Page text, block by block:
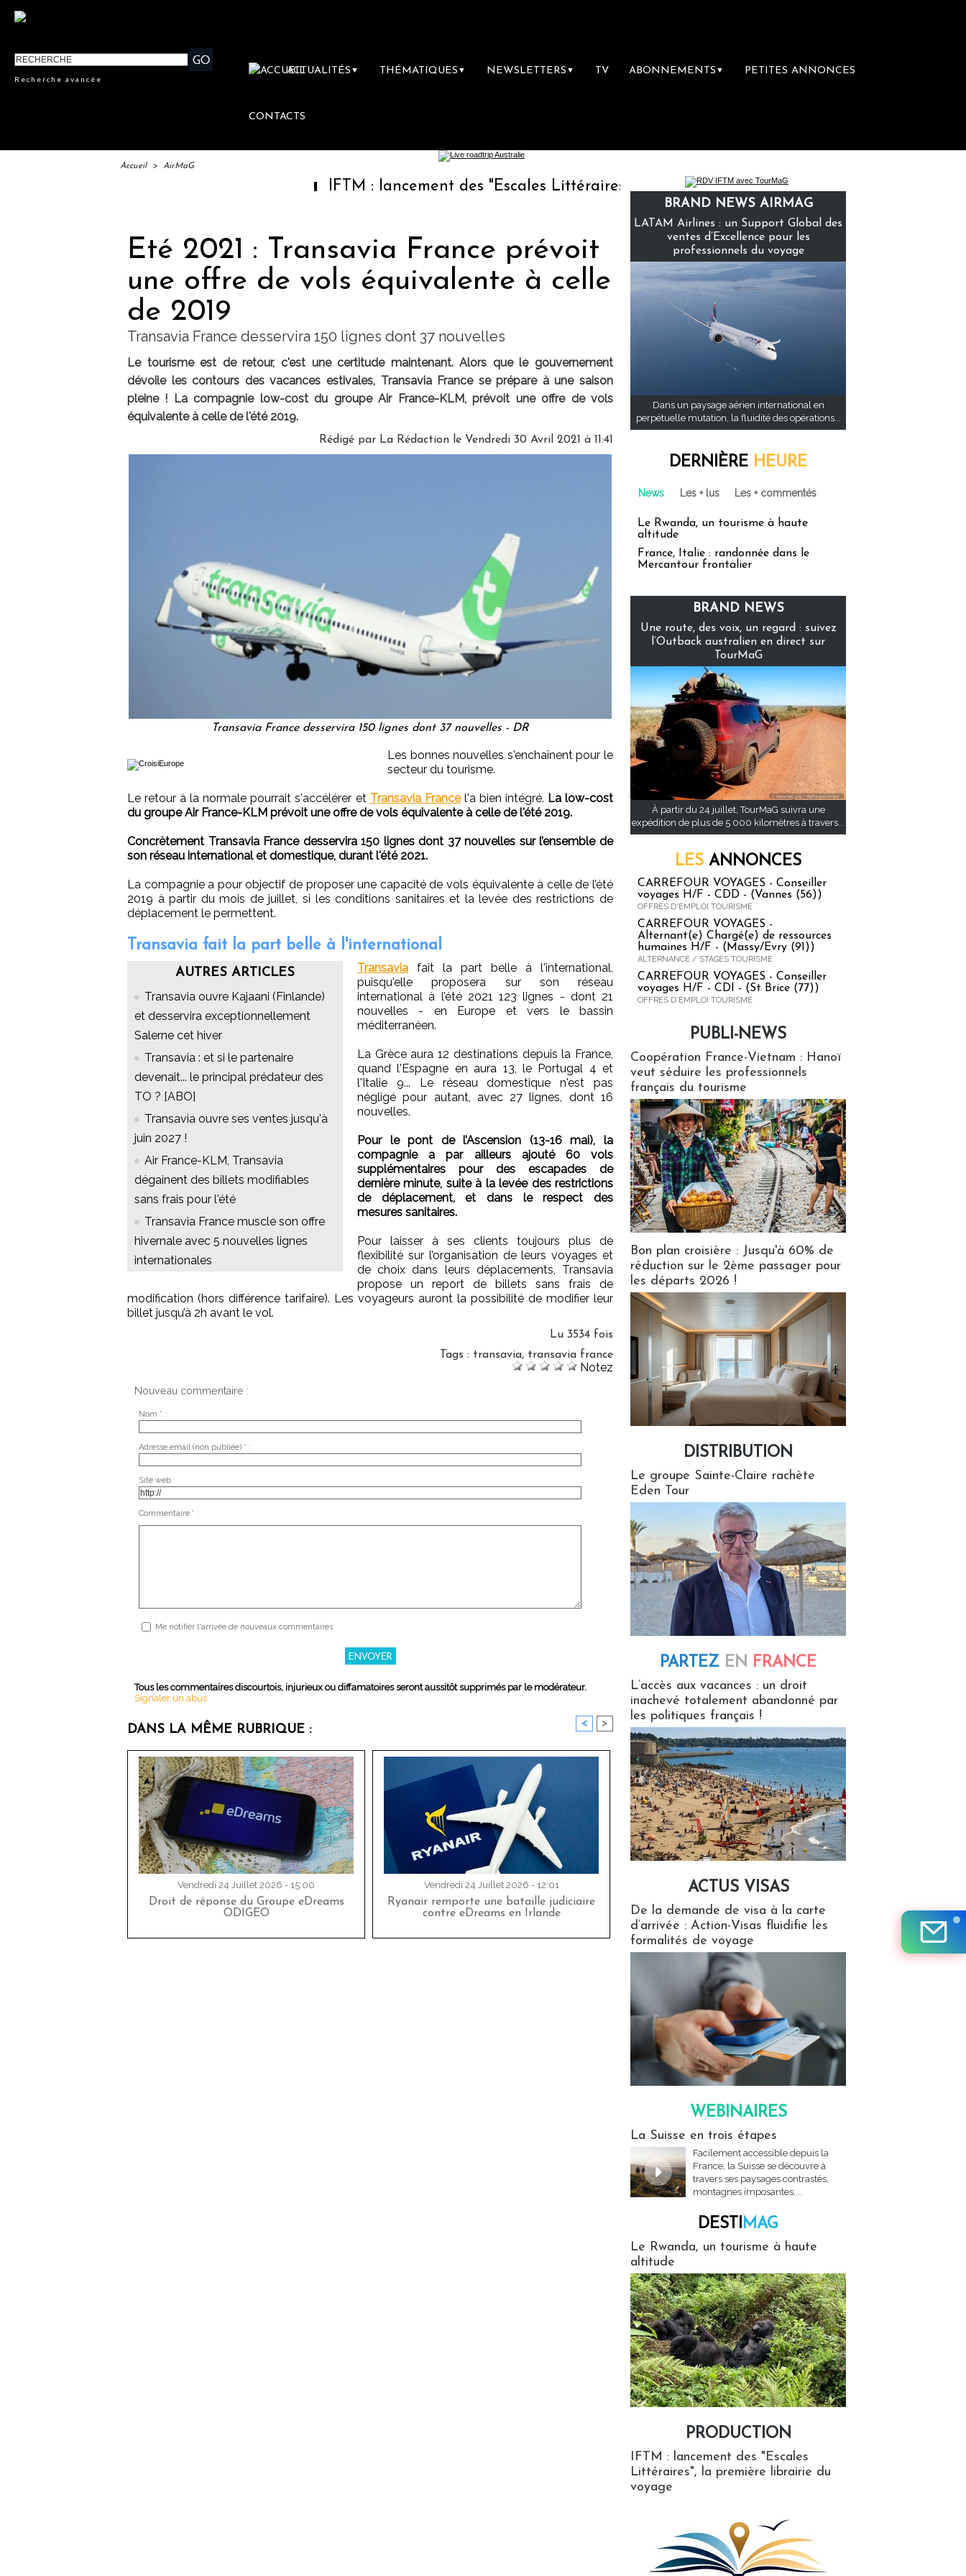
Recherche avancée
ACTUALITÉS ▼ THÉMATIQUES ▼ NEWSLETTERS ▼ TV ABONNEMENTS ▼ PETITES ANNONCES
CONTACTS
Accueil > AirMaG
IFTM : lancement des "Escales Littéraires", la première librairie du voyage
Eté 2021 : Transavia France prévoit
une offre de vols équivalente à celle
de 2019
Transavia France desservira 150 lignes dont 37 nouvelles
Le tourisme est de retour, c'est une certitude maintenant. Alors que le gouvernement
dévoile les contours des vacances estivales, Transavia France se prépare à une saison
pleine ! La compagnie low-cost du groupe Air France-KLM, prévoit une offre de vols
équivalente à celle de l'été 2019.
Rédigé par La Rédaction le Vendredi 30 Avril 2021 à 11:41
Transavia France desservira 150 lignes dont 37 nouvelles - DR
Les bonnes nouvelles s'enchaînent pour le
secteur du tourisme.
Le retour à la normale pourrait s'accélérer et Transavia Francel'a bien intégré. La low-cost
du groupe Air France-KLM prévoit une offre de vols équivalente à celle de l'été 2019.
Concrètement Transavia France desservira 150 lignes dont 37 nouvelles sur l’ensemble de
son réseau international et domestique, durant l'été 2021.
La compagnie a pour objectif de proposer une capacité de vols équivalente à celle de l’été
2019 à partir du mois de juillet, si les conditions sanitaires et la levée des restrictions de
déplacement le permettent.
Transavia fait la part belle à l'international
AUTRES ARTICLES
Transavia ouvre Kajaani (Finlande)
et desservira exceptionnellement
Salerne cet hiver
Transavia : et si le partenaire
devenait... le principal prédateur des
TO ? [ABO]
Transavia ouvre ses ventes jusqu'à
juin 2027 !
Air France-KLM, Transavia
dégainent des billets modifiables
sans frais pour l'été
Transavia France muscle son offre
hivernale avec 5 nouvelles lignes
internationales
Transavia fait la part belle à l'international,
puisqu'elle proposera sur son réseau
international à l’été 2021 123 lignes - dont 21
nouvelles - en Europe et vers le bassin
méditerranéen.
La Grèce aura 12 destinations depuis la France,
quand l'Espagne en aura 13, le Portugal 4 et
l'Italie 9... Le réseau domestique n'est pas
négligé pour autant, avec 27 lignes, dont 16
nouvelles.
Pour le pont de l’Ascension (13-16 mai), la
compagnie a par ailleurs ajouté 60 vols
supplémentaires pour des escapades de
dernière minute, suite à la levée des restrictions
de déplacement, et dans le respect des
mesures sanitaires.
Pour laisser à ses clients toujours plus de
flexibilité sur l’organisation de leurs voyages et
de choix dans leurs déplacements, Transavia
propose un report de billets sans frais de
modification (hors différence tarifaire). Les voyageurs auront la possibilité de modifier leur
billet jusqu’à 2h avant le vol.
Lu 3534 fois
Tags : transavia, transavia france
Notez
Nouveau commentaire :
Nom * :
Adresse email (non publiée) * :
Site web :
Commentaire * :
Me notifier l'arrivée de nouveaux commentaires
Tous les commentaires discourtois, injurieux ou diffamatoires seront aussitôt supprimés par le modérateur.
Signaler un abus
DANS LA MÊME RUBRIQUE : < >
Vendredi 24 Juillet 2026 - 15:00
Droit de réponse du Groupe eDreams
ODIGEO
Vendredi 24 Juillet 2026 - 12:01
Ryanair remporte une bataille judiciaire
contre eDreams en Irlande
BRAND NEWS AIRMAG
LATAM Airlines : un Support Global des
ventes d’Excellence pour les
professionnels du voyage
Dans un paysage aérien international en
perpétuelle mutation, la fluidité des opérations...
DERNIÈRE HEURE
News Les + lus Les + commentés
Le Rwanda, un tourisme à haute
altitude
France, Italie : randonnée dans le
Mercantour frontalier
BRAND NEWS
Une route, des voix, un regard : suivez
l’Outback australien en direct sur
TourMaG
À partir du 24 juillet, TourMaG suivra une
expédition de plus de 5 000 kilomètres à travers...
LES ANNONCES
CARREFOUR VOYAGES - Conseiller
voyages H/F - CDD - (Vannes (56))
OFFRES D'EMPLOI TOURISME
CARREFOUR VOYAGES -
Alternant(e) Chargé(e) de ressources
humaines H/F - (Massy/Evry (91))
ALTERNANCE / STAGES TOURISME
CARREFOUR VOYAGES - Conseiller
voyages H/F - CDI - (St Brice (77))
OFFRES D'EMPLOI TOURISME
PUBLI-NEWS
Coopération France-Vietnam : Hanoï
veut séduire les professionnels
français du tourisme
Bon plan croisière : Jusqu'à 60% de
réduction sur le 2ème passager pour
les départs 2026 !
DISTRIBUTION
Le groupe Sainte-Claire rachète
Eden Tour
PARTEZ EN FRANCE
L’accès aux vacances : un droit
inachevé totalement abandonné par
les politiques français !
ACTUS VISAS
De la demande de visa à la carte
d’arrivée : Action-Visas fluidifie les
formalités de voyage
WEBINAIRES
La Suisse en trois étapes
Facilement accessible depuis la
France, la Suisse se découvre à
travers ses paysages contrastés,
montagnes imposantes,...
DESTIMAG
Le Rwanda, un tourisme à haute
altitude
PRODUCTION
IFTM : lancement des "Escales
Littéraires", la première librairie du
voyage